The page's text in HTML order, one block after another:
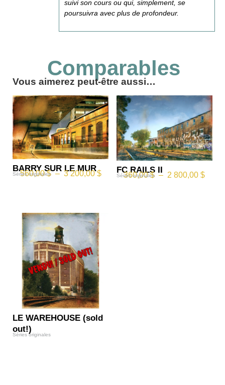
suivi son cours ou qui, simplement, se
poursuivra avec plus de profondeur.
Comparables
Vous aimerez peut-être aussi…
BARRY SUR LE MUR
560,00$ – 3 200,00$
Séries originales FC RAILS II
360,00$ – 2 800,00$
Séries originales
LE WAREHOUSE (sold
out!)
Séries originales